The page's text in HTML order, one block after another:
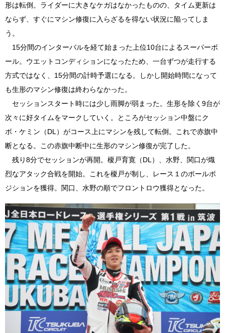
形は転倒。ライダーに大きなケガはなかったものの、タイム更新は
ならず、すぐにマシン修復に入らざるを得ない状況に陥ってしま
う。
15分間のインターバルを経て始まった上位10台によるスーパーポ
ール。ウエットコンディションになったため、一台ずつが走行する
方式ではなく、15分間の計時予選になる。しかし開始時間になって
も生形のマシン修復は終わらなかった。
セッションスタート時には少し雨脚が弱まった。生形を除く9台が
次々に好タイムをマークしていく。ところがセッション中盤にク
ボ・ケミン（DL）がコース上にマシンを残して転倒。これで赤旗中
断となる。この赤旗中断中に生形のマシン修復が完了した。
残り8分でセッションが再開。榎戸育寛（DL）、水野、関口が熾
烈なアタック合戦を開始。これを榎戸が制し、レース１のポールポ
ジションを獲得。関口、水野の順でフロントロウ獲得となった。